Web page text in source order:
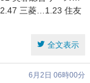
三菱…1.23 住友
全文表示
6月2日 06時00分